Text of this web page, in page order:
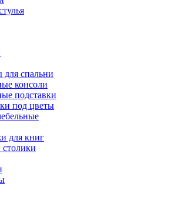
для спальни
консоли
подставки
под цветы
для книг